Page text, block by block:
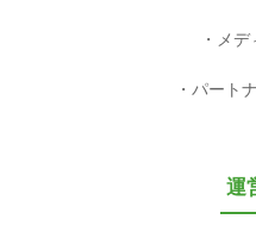
メ
パート
運